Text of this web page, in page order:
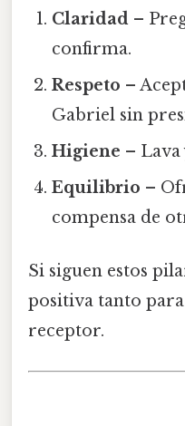
Claridad –
confirma.
Respeto –
Gabriel sin
Higiene –
Equilibrio –
compensa de
Si siguen estos
positiva tanto
receptor.